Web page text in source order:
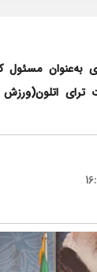
به‌عنوان مسئول
ترای